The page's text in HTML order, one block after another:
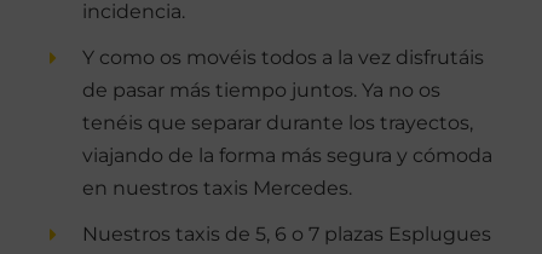
incidencia.
Y como os movéis todos a la vez disfrutáis
de pasar más tiempo juntos. Ya no os
tenéis que separar durante los trayectos,
viajando de la forma más segura y cómoda
en nuestros taxis Mercedes.
Nuestros taxis de 5, 6 o 7 plazas Esplugues